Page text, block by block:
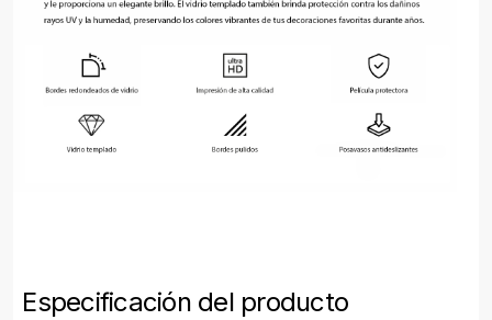
Especificación del producto